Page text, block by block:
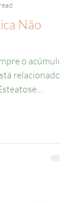
Não
o acúmulo
relacionado ao